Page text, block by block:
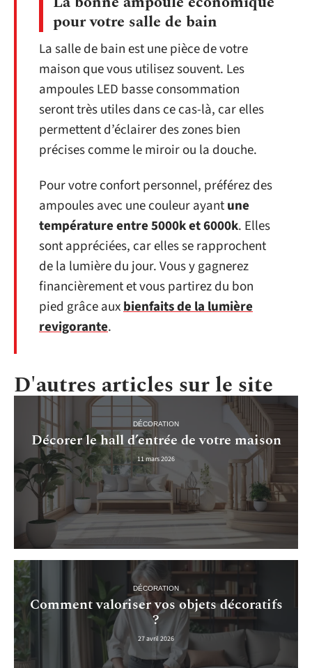
pour votre salle de bain
La salle de bain est une pièce de votre
maison que vous utilisez souvent. Les
ampoules LED basse consommation
seront très utiles dans ce cas-là, car elles
permettent d’éclairer des zones bien
précises comme le miroir ou la douche.
Pour votre confort personnel, préférez des
ampoules avec une couleur ayantune
température entre 5000k et 6000k. Elles
sont appréciées, car elles se rapprochent
de la lumière du jour. Vous y gagnerez
financièrement et vous partirez du bon
pied grâce auxbienfaits de la lumière
revigorante.
D'autres articles sur le site
DÉCORATION
Décorer le hall d’entrée de votre maison
11 mars 2026
DÉCORATION
Comment valoriser vos objets décoratifs
?
27 avril 2026